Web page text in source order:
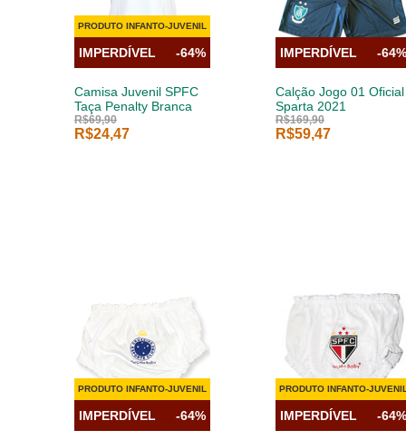
Camisa Juvenil SPFC
Taça Penalty Branca
R$69,90
R$24,47
IMPERDÍVEL -64%
PRODUTO INFANTO-JUVENIL
Calção Jogo 01 Oficial
Sparta 2021
R$169,90
R$59,47
IMPERDÍVEL -64%
IMPERDÍVEL -64%
PRODUTO INFANTO-JUVENIL
IMPERDÍVEL -64%
PRODUTO INFANTO-